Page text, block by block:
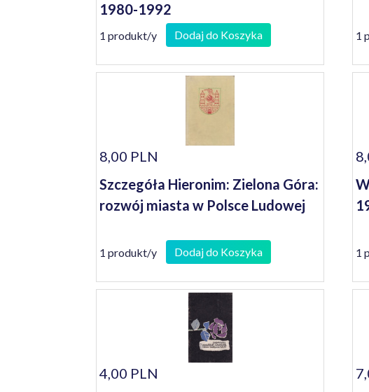
1980-1992
1 produkt/y Dodaj do Koszyka 1
8,00 PLN
Szczegóła Hieronim: Zielona Góra:
rozwój miasta w Polsce Ludowej
1 produkt/y Dodaj do Koszyka 1
4,00 PLN